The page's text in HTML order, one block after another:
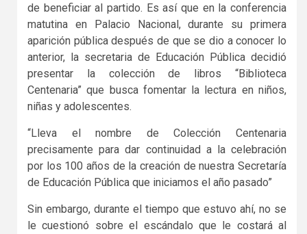
de beneficiar al partido. Es así que en la conferencia
matutina en Palacio Nacional, durante su primera
aparición pública después de que se dio a conocer lo
anterior, la secretaria de Educación Pública decidió
presentar la colección de libros “Biblioteca
Centenaria” que busca fomentar la lectura en niños,
niñas y adolescentes.
“Lleva el nombre de Colección Centenaria
precisamente para dar continuidad a la celebración
por los 100 años de la creación de nuestra Secretaría
de Educación Pública que iniciamos el año pasado”
Sin embargo, durante el tiempo que estuvo ahí, no se
le cuestionó sobre el escándalo que le costará al